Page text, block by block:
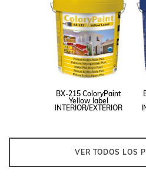
BX-215 ColoryPaint
Yellow label
INTERIOR/EXTERIOR
VER TODOS LOS